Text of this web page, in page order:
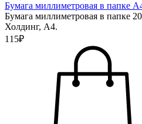
Бумага миллиметровая в папке
Бумага миллиметровая в папке
Холдинг, А4.
115₽